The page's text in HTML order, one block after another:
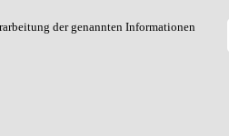
der genannten Informationen